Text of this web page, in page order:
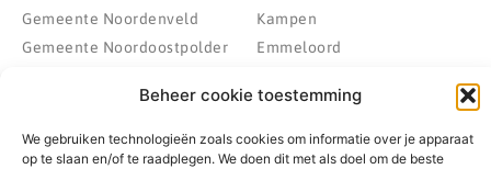
Beheer cookie toestemming
We gebruiken technologieën zoals cookies om informatie over je apparaat
op te slaan en/of te raadplegen. We doen dit met als doel om de beste
Gemeente Noordenveld
Gemeente Noordoostpolder
Gemeente Weststellingwerf
Kampen
Emmeloord